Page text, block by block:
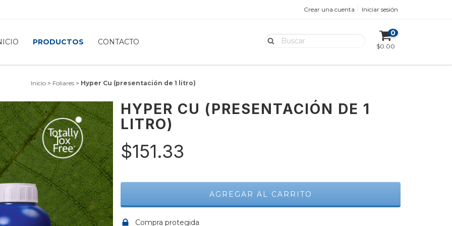
Crear una cuenta Iniciar sesión
PRODUCTOS CONTACTO
0
$0.00
Inicio > Foliares > Hyper Cu (presentación de 1 litro)
HYPER CU (PRESENTACIÓN DE 1
LITRO)
$151.33
Compra protegida